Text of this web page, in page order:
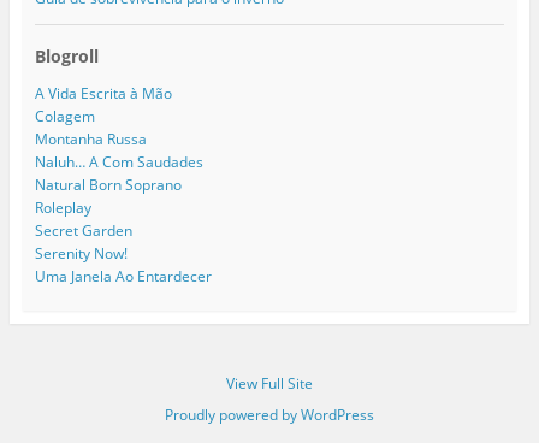
Blogroll
A Vida Escrita à Mão
Colagem
Montanha Russa
Naluh… A Com Saudades
Natural Born Soprano
Roleplay
Secret Garden
Serenity Now!
Uma Janela Ao Entardecer
View Full Site
Proudly powered by WordPress